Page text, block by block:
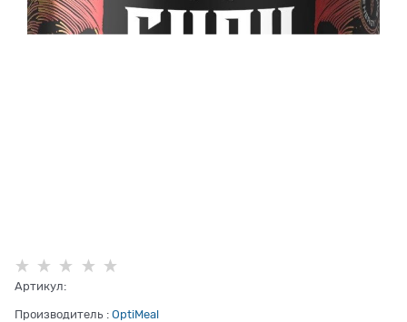
Артикул:
Производитель : OptiMeal